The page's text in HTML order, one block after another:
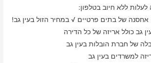
ללא חיוב בטלפון:
אחסנה של בתים פרטיים √ במחיר הזול בעין גב!
גב כולל אריזה של כל הדירה
של חברת הובלות בעין גב
למשרדים בעין גב